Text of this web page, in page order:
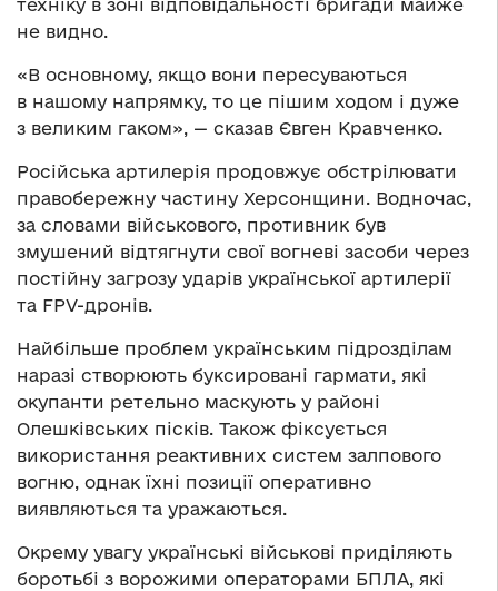
техніку в зоні відповідальності бригади майже
не видно.
«В основному, якщо вони пересуваються
в нашому напрямку, то це пішим ходом і дуже
з великим гаком», — сказав Євген Кравченко.
Російська артилерія продовжує обстрілювати
правобережну частину Херсонщини. Водночас,
за словами військового, противник був
змушений відтягнути свої вогневі засоби через
постійну загрозу ударів української артилерії
та FPV-дронів.
Найбільше проблем українським підрозділам
наразі створюють буксировані гармати, які
окупанти ретельно маскують у районі
Олешківських пісків. Також фіксується
використання реактивних систем залпового
вогню, однак їхні позиції оперативно
виявляються та уражаються.
Окрему увагу українські військові приділяють
боротьбі з ворожими операторами БПЛА, які